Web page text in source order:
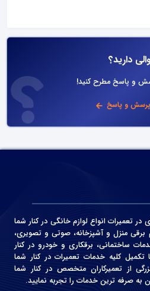
دارید؟
و پاسخ مطرح کنید!
و پاسخ
70 با تجربه ای در تعمیرات انواع لوازم خانگی در کنار شما
برقی منزل و آشپزخانه، صوتی و‌ تصویری،
ساختمانی، برقکاری و خودرو در کنار
کلیه خدمات تعمیرات در کنار شما
از تعمیرکاران متخصص در کنار شما
به صرفه ترین خدمات را تجربه نمایید.